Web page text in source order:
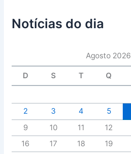
Notícias do dia
Agosto 2026
D S T Q
2
3 4 5
9
10 11 12
16
17 18 19